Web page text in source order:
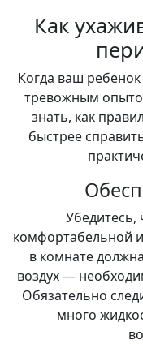
Как
Когда ваш
тревожным
знать, как
быстрее
Убедитесь,
комфортабельной
в комнате
воздух —
Обязательно
много